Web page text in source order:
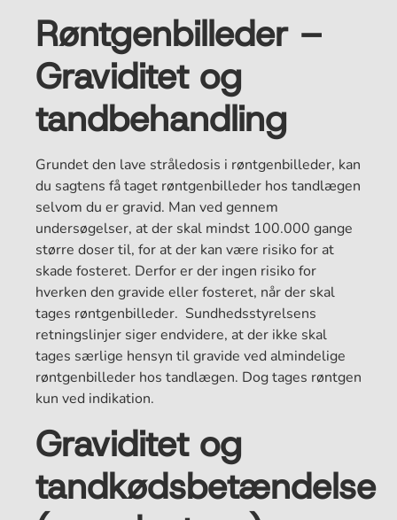
Røntgenbilleder –
Graviditet og
tandbehandling
Grundet den lave stråledosis i røntgenbilleder, kan
du sagtens få taget røntgenbilleder hos tandlægen
selvom du er gravid. Man ved gennem
undersøgelser, at der skal mindst 100.000 gange
større doser til, for at der kan være risiko for at
skade fosteret. Derfor er der ingen risiko for
hverken den gravide eller fosteret, når der skal
tages røntgenbilleder. Sundhedsstyrelsens
retningslinjer siger endvidere, at der ikke skal
tages særlige hensyn til gravide ved almindelige
røntgenbilleder hos tandlægen. Dog tages røntgen
kun ved indikation.
Graviditet og
tandkødsbetændelse